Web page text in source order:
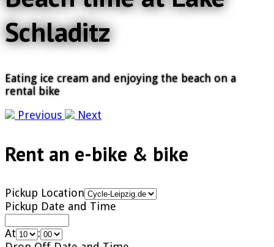
Schladitz
Eating ice cream and enjoying the beach on a
rental bike
Previous
Next
Rent an e-bike & bike
Pickup Location
Pickup Date and Time
At
: